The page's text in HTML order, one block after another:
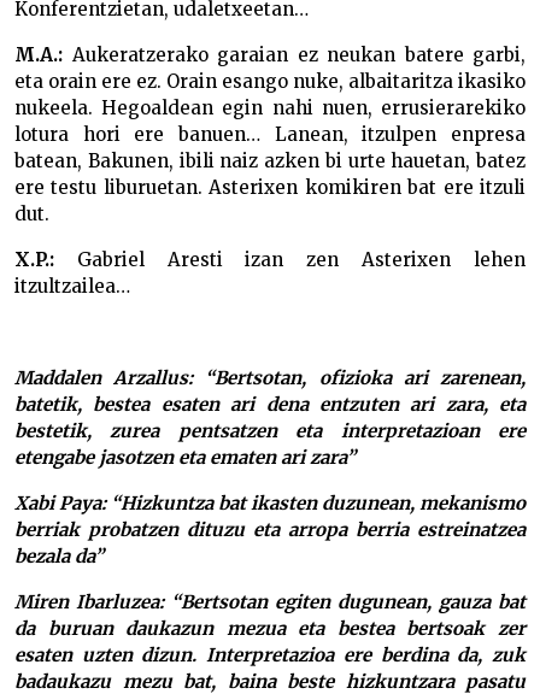
Konferentzietan, udaletxeetan…
M.A.: Aukeratzerako garaian ez neukan batere garbi,
eta orain ere ez. Orain esango nuke, albaitaritza ikasiko
nukeela. Hegoaldean egin nahi nuen, errusierarekiko
lotura hori ere banuen… Lanean, itzulpen enpresa
batean, Bakunen, ibili naiz azken bi urte hauetan, batez
ere testu liburuetan. Asterixen komikiren bat ere itzuli
dut.
X.P.: Gabriel Aresti izan zen Asterixen lehen
itzultzailea…
Maddalen Arzallus: “Bertsotan, ofizioka ari zarenean,
batetik, bestea esaten ari dena entzuten ari zara, eta
bestetik, zurea pentsatzen eta interpretazioan ere
etengabe jasotzen eta ematen ari zara”
Xabi Paya: “Hizkuntza bat ikasten duzunean, mekanismo
berriak probatzen dituzu eta arropa berria estreinatzea
bezala da”
Miren Ibarluzea: “Bertsotan egiten dugunean, gauza bat
da buruan daukazun mezua eta bestea bertsoak zer
esaten uzten dizun. Interpretazioa ere berdina da, zuk
badaukazu mezu bat, baina beste hizkuntzara pasatu